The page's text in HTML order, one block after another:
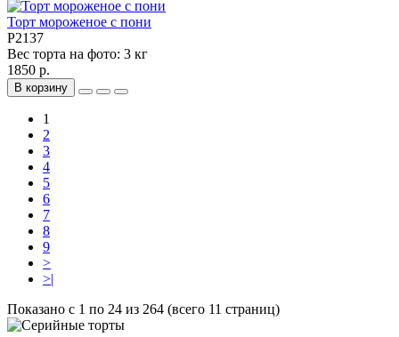
Торт мороженое с пони
P2137
Вес торта на фото: 3 кг
1850 р.
В корзину
1
2
3
4
5
6
7
8
9
>
>|
Показано с 1 по 24 из 264 (всего 11 страниц)